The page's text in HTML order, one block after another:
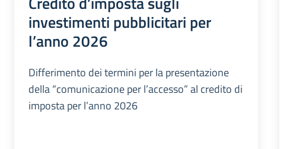
investimenti pubblicitari per
l’anno 2026
Differimento dei termini per la presentazione
della “comunicazione per l’accesso” al credito di
imposta per l’anno 2026